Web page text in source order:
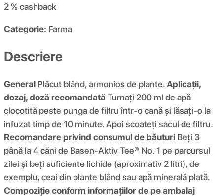
2 %cashback
Categorie: Farma
Descriere
General Plăcut blând, armonios de plante.Aplicații,
dozaj, doză recomandată Turnați 200 ml de apă
clocotită peste punga de filtru într-o cană și lăsați-o la
infuzat timp de 10 minute. Apoi scoateți sacul de filtru.
Recomandare privind consumul de băuturi Beți 3
până la 4 căni de Basen-Aktiv Tee® No. 1 pe parcursul
zilei și beți suficiente lichide (aproximativ 2 litri), de
exemplu, ceai din plante blând sau apă minerală plată.
Compoziție conform informațiilor de pe ambalaj